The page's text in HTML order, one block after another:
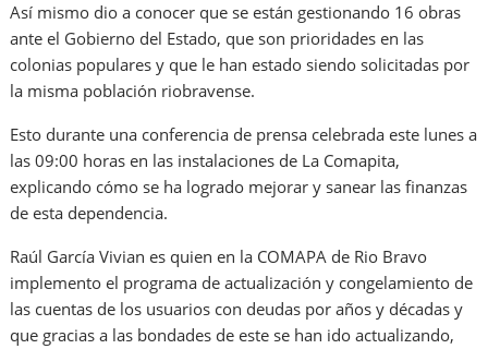
Así mismo dio a conocer que se están gestionando 16 obras
ante el Gobierno del Estado, que son prioridades en las
colonias populares y que le han estado siendo solicitadas por
la misma población riobravense.
Esto durante una conferencia de prensa celebrada este lunes a
las 09:00 horas en las instalaciones de La Comapita,
explicando cómo se ha logrado mejorar y sanear las finanzas
de esta dependencia.
Raúl García Vivian es quien en la COMAPA de Rio Bravo
implemento el programa de actualización y congelamiento de
las cuentas de los usuarios con deudas por años y décadas y
que gracias a las bondades de este se han ido actualizando,